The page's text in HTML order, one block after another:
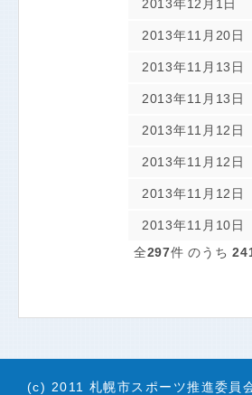
2013年12月1日
2013年11月20日
2013年11月13日
2013年11月13日
2013年11月12日
2013年11月12日
2013年11月12日
2013年11月10日
全297件 のうち
(c) 2011 札幌市スポーツ推進委員